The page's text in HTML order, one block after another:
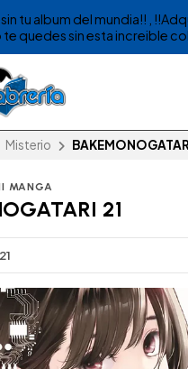
sin tu album del mundia!! ,
quedes sin esta increible
Misterio
MANGA
21